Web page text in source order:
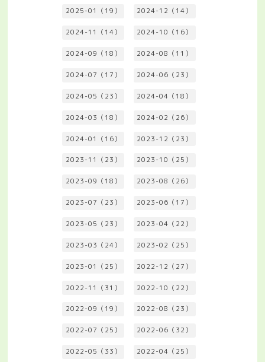
2025-01（19） 2024-12（14）
2024-11（14） 2024-10（16）
2024-09（18） 2024-08（11）
2024-07（17） 2024-06（23）
2024-05（23） 2024-04（18）
2024-03（18） 2024-02（26）
2024-01（16） 2023-12（23）
2023-11（23） 2023-10（25）
2023-09（18） 2023-08（26）
2023-07（23） 2023-06（17）
2023-05（23） 2023-04（22）
2023-03（24） 2023-02（25）
2023-01（25） 2022-12（27）
2022-11（31） 2022-10（22）
2022-09（19） 2022-08（23）
2022-07（25） 2022-06（32）
2022-05（33） 2022-04（25）